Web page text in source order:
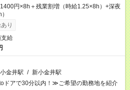
円×8h＋残業割増（時給1.25×8h）+深夜
り
給
金井駅 / 新小金井駅
ドアで30分以内！≫ご希望の勤務地を紹介